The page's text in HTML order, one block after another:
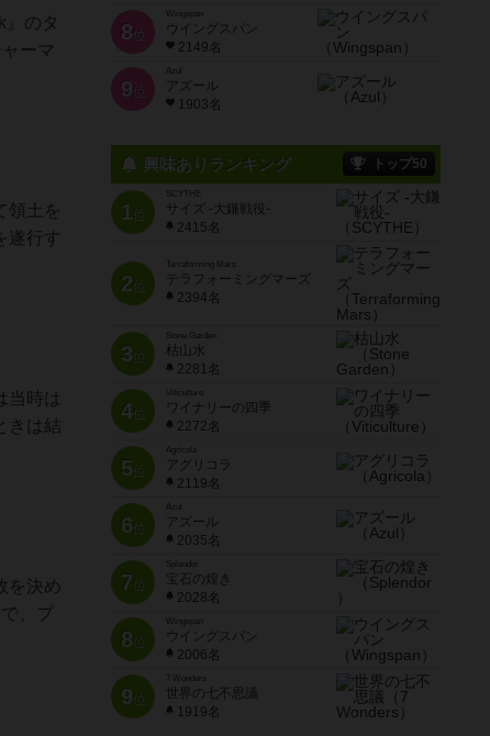
のタ
ーマ
領土を
行す
当時は
きは結
を決め
、プ
8 位
Wingspan
ウイングスパン
2149名
9 位
Azul
アズール
1903名
興味ありランキング トップ50
1位
SCYTHE
サイズ -大鎌戦役-
2415名
2位
Terraforming Mars
テラフォーミングマーズ
2394名
3位
Stone Garden
枯山水
2281名
4位
Viticulture
ワイナリーの四季
2272名
5位
Agricola
アグリコラ
2119名
6位
Azul
アズール
2035名
7位
宝石の煌き
2028名
8位
Wingspan
ウイングスパン
2006名
9位
7 Wonders
世界の七不思議
1919名